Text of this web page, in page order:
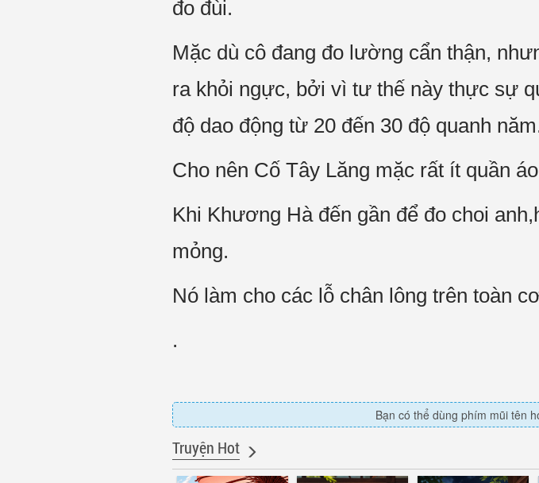
đo đùi.
Mặc dù cô đang đo lường cẩn thận,
ra khỏi ngực, bởi vì tư thế này thực
độ dao động từ 20 đến 30 độ quanh
Cho nên Cố Tây Lăng mặc rất ít quần
Khi Khương Hà đến gần để đo choi
mỏng.
Nó làm cho các lỗ chân lông trên toàn
.
Bạn có thể dùng phím mũi tên
Truyện Hot